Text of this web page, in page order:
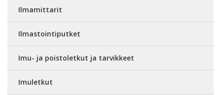
Ilmamittarit
Ilmastointiputket
Imu- ja poistoletkut ja tarvikkeet
Imuletkut